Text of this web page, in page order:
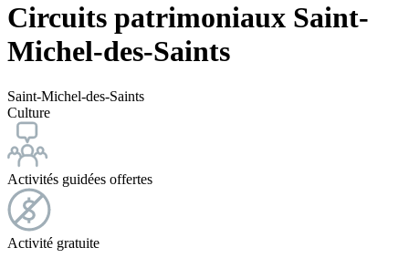
Circuits patrimoniaux Saint-
Michel-des-Saints
Saint-Michel-des-Saints
Culture
Activités guidées offertes
Activité gratuite